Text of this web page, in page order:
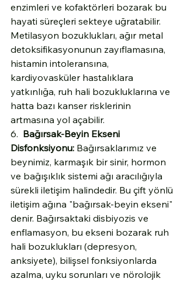
enzimleri ve kofaktörleri bozarak bu
hayati süreçleri sekteye uğratabilir.
Metilasyon bozuklukları, ağır metal
detoksifikasyonunun zayıflamasına,
histamin intoleransına,
kardiyovasküler hastalıklara
yatkınlığa, ruh hali bozukluklarına ve
hatta bazı kanser risklerinin
artmasına yol açabilir.
6. Bağırsak-Beyin Ekseni
Disfonksiyonu: Bağırsaklarımız ve
beynimiz, karmaşık bir sinir, hormon
ve bağışıklık sistemi ağı aracılığıyla
sürekli iletişim halindedir. Bu çift yönlü
iletişim ağına "bağırsak-beyin ekseni"
denir. Bağırsaktaki disbiyozis ve
enflamasyon, bu ekseni bozarak ruh
hali bozuklukları (depresyon,
anksiyete), bilişsel fonksiyonlarda
azalma, uyku sorunları ve nörolojik